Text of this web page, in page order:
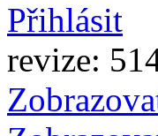
Přihlásit
revize: